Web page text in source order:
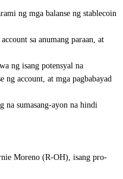
ng mga balanse ng stablecoin
sa anumang paraan, at
ng isang potensyal na
ng account, at mga pagbabayad
na sumasang-ayon na hindi
Moreno (R-OH), isang pro-